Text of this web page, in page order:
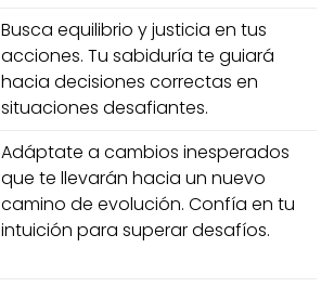
Busca equilibrio y justicia en tus
acciones. Tu sabiduría te guiará
hacia decisiones correctas en
situaciones desafiantes.
Adáptate a cambios inesperados
que te llevarán hacia un nuevo
camino de evolución. Confía en tu
intuición para superar desafíos.